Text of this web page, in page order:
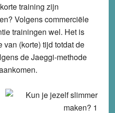
training zijn
Volgens commerciële
trainingen wel. Het is
(korte) tijd totdat de
de Jaeggi-methode